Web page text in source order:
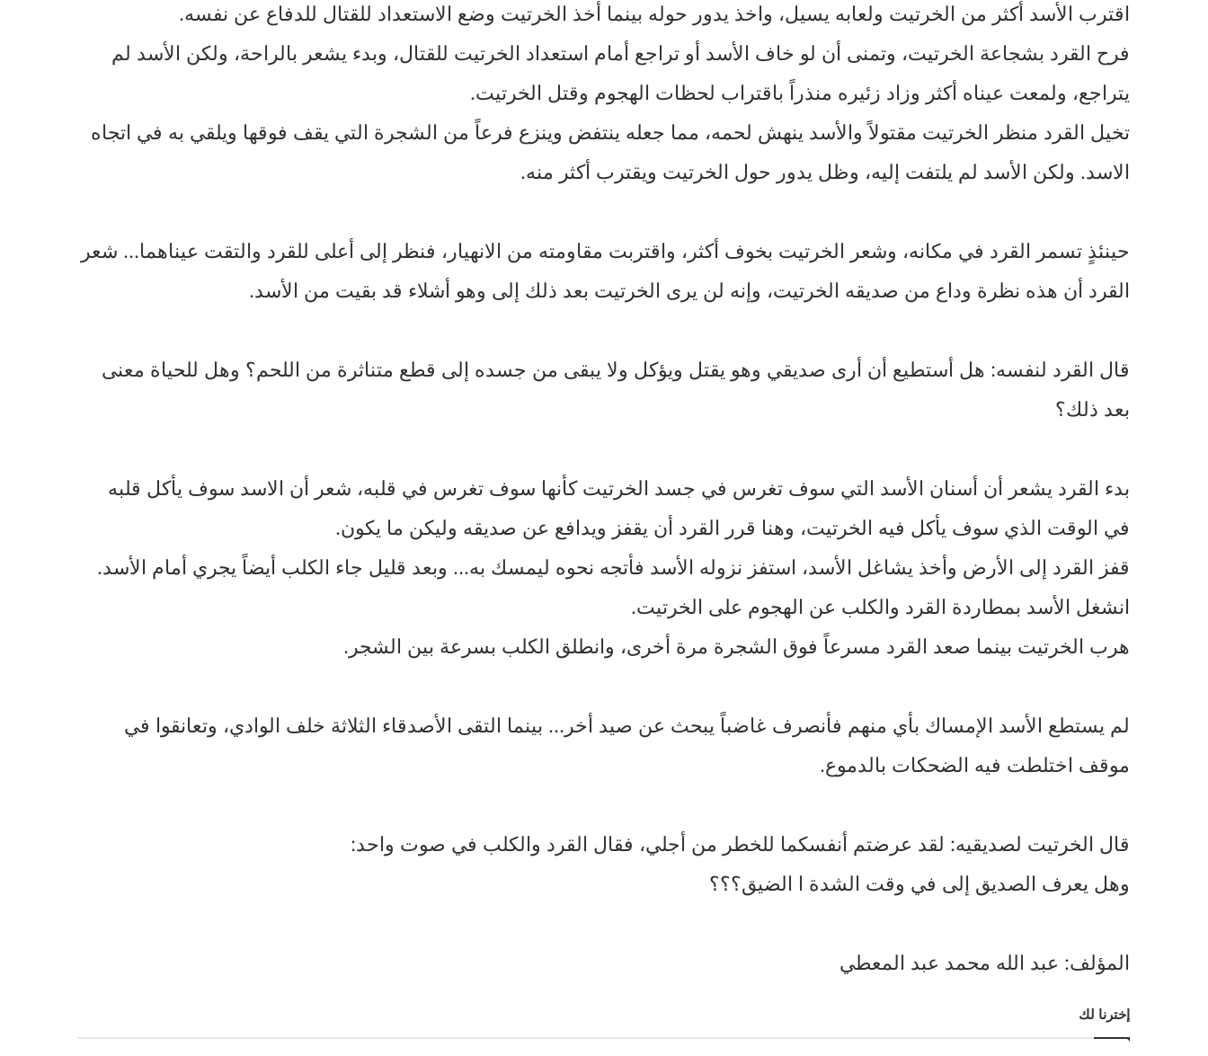
اقترب الأسد أكثر من الخرتيت ولعابه يسيل، واخذ يدور حوله بينما أخذ الخرتيت وضع الاستعداد للقتال للدفاع عن نفسه.
فرح القرد بشجاعة الخرتيت، وتمنى أن لو خاف الأسد أو تراجع أمام استعداد الخرتيت للقتال، وبدء يشعر بالراحة، ولكن الأسد لم
يتراجع، ولمعت عيناه أكثر وزاد زئيره منذراً باقتراب لحظات الهجوم وقتل الخرتيت.
تخيل القرد منظر الخرتيت مقتولاً والأسد ينهش لحمه، مما جعله ينتفض وينزع فرعاً من الشجرة التي يقف فوقها ويلقي به في اتجاه
الاسد. ولكن الأسد لم يلتفت إليه، وظل يدور حول الخرتيت ويقترب أكثر منه.
حينئذٍ تسمر القرد في مكانه، وشعر الخرتيت بخوف أكثر، واقتربت مقاومته من الانهيار، فنظر إلى أعلى للقرد والتقت عيناهما… شعر
القرد أن هذه نظرة وداع من صديقه الخرتيت، وإنه لن يرى الخرتيت بعد ذلك إلى وهو أشلاء قد بقيت من الأسد.
قال القرد لنفسه: هل أستطيع أن أرى صديقي وهو يقتل ويؤكل ولا يبقى من جسده إلى قطع متناثرة من اللحم؟ وهل للحياة معنى
بعد ذلك؟
بدء القرد يشعر أن أسنان الأسد التي سوف تغرس في جسد الخرتيت كأنها سوف تغرس في قلبه، شعر أن الاسد سوف يأكل قلبه
في الوقت الذي سوف يأكل فيه الخرتيت، وهنا قرر القرد أن يقفز ويدافع عن صديقه وليكن ما يكون.
قفز القرد إلى الأرض وأخذ يشاغل الأسد، استفز نزوله الأسد فأتجه نحوه ليمسك به… وبعد قليل جاء الكلب أيضاً يجري أمام الأسد.
انشغل الأسد بمطاردة القرد والكلب عن الهجوم على الخرتيت.
هرب الخرتيت بينما صعد القرد مسرعاً فوق الشجرة مرة أخرى، وانطلق الكلب بسرعة بين الشجر.
لم يستطع الأسد الإمساك بأي منهم فأنصرف غاضباً يبحث عن صيد أخر… بينما التقى الأصدقاء الثلاثة خلف الوادي، وتعانقوا في
موقف اختلطت فيه الضحكات بالدموع.
قال الخرتيت لصديقيه: لقد عرضتم أنفسكما للخطر من أجلي، فقال القرد والكلب في صوت واحد:
وهل يعرف الصديق إلى في وقت الشدة ا الضيق؟؟؟
المؤلف: عبد الله محمد عبد المعطي
إخترنا لك